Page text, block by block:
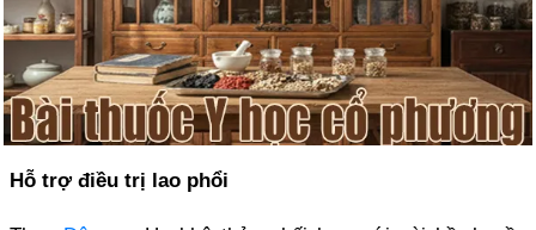
Hỗ trợ điều trị lao phổi